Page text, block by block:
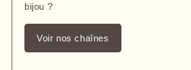
bijou ?
Voir nos chaînes